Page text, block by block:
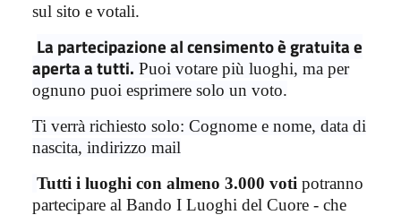
sul sito e votali.
La partecipazione al censimento è gratuita e
aperta a tutti. Puoi votare più luoghi, ma per
ognuno puoi esprimere solo un voto.
Ti verrà richiesto solo: Cognome e nome, data di
nascita, indirizzo mail
Tutti i luoghi con almeno 3.000 voti potranno
partecipare al Bando I Luoghi del Cuore - che